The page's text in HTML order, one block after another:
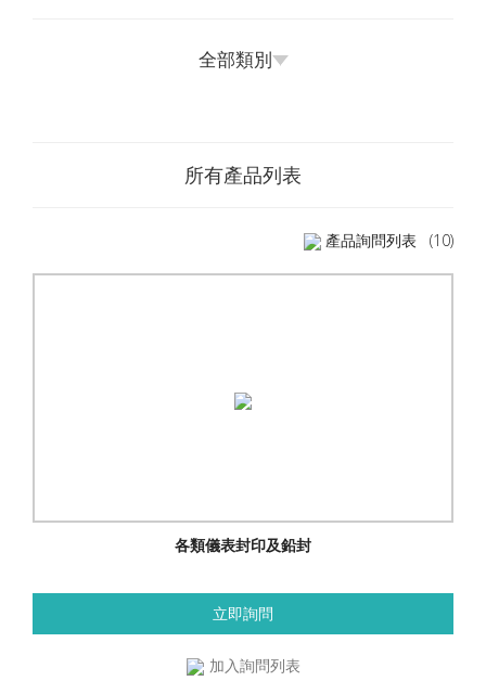
全部類別
所有產品列表
產品詢問列表 (10)
各類儀表封印及鉛封
立即詢問
加入詢問列表